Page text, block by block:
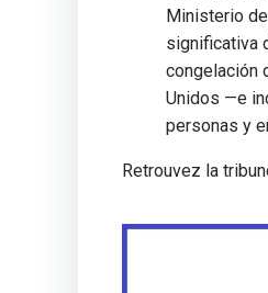
Ministerio
significativa
congelación
Unidos —e
personas y
Retrouvez la